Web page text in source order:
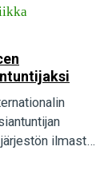
ilmasto-